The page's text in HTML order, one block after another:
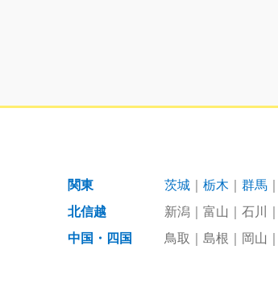
関東 茨城 栃木 群馬
北信越 新潟 富山 石川
中国・四国 鳥取 島根 岡山